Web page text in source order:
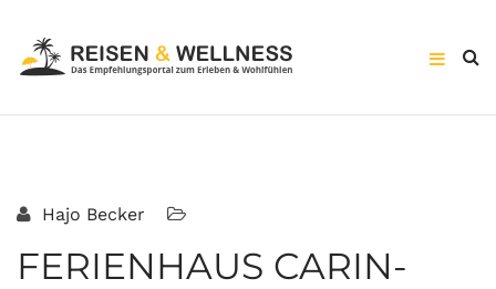
Hajo Becker
FERIENHAUS CARIN-